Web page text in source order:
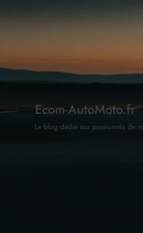
Ecom-AutoMoto.fr
Le blog dédié aux passionnés de